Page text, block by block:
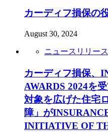
カーディフ損保の
August 30, 2024
ニュースリリース
カーディフ損保、
AWARDS 2024を
対象を広げた住宅
障」が
INITIATIVE OF